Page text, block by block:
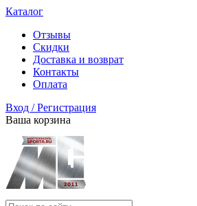
Каталог
Отзывы
Скидки
Доставка и возврат
Контакты
Оплата
Вход / Регистрация
Ваша корзина